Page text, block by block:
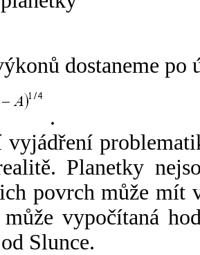
dostaneme po
.
vyjádření
Planetky
povrch může mít
vypočítaná
Slunce.